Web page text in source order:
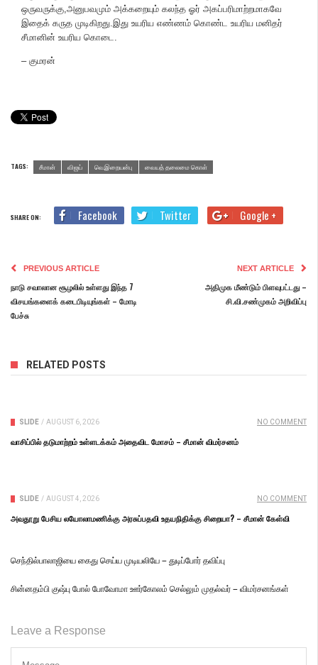
ஒருவருக்கு,அனுபவமும் அக்கறையும் கலந்த ஓர் அகப்பரிமாற்றமாகவே
இதைக் கருத முடிகிறது.இது உயரிய எண்ணம் கொண்ட உயரிய மனிதர்
சீமானின் உயரிய கொடை.
– குமரன்
TAGS: சீமான் விஜய் வெ.இறையன்பு வையத் தலைமை கொள்
SHARE ON: Facebook Twitter Google +
PREVIOUS ARTICLE
நாடு சவாலான சூழலில் உள்ளது இந்த 7
விசயங்களைக் கடைபிடியுங்கள் – மோடி
பேச்சு
NEXT ARTICLE
அதிமுக மீண்டும் பிளவுபட்டது –
சி.வி.சண்முகம் அறிவிப்பு
RELATED POSTS
SLIDE / AUGUST 6, 2026 NO COMMENT
வாசிப்பில் தடுமாற்றம் உள்ளடக்கம் அதைவிட மோசம் – சீமான் விமர்சனம்
SLIDE / AUGUST 4, 2026 NO COMMENT
அவதூறு பேசிய லயோலாமணிக்கு அரசுப்பதவி உதயநிதிக்கு சிறையா? – சீமான் கேள்வி
செந்தில்பாலாஜியை கைது செய்ய முடியலியே – துடிப்போர் தவிப்பு
சின்னதம்பி குஷ்பு போல் போவோமா ஊர்கோலம் செல்லும் முதல்வர் – விமர்சனங்கள்
Leave a Response